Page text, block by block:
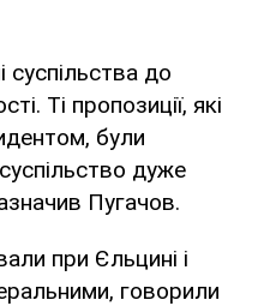
суспільства до
Ті пропозиції, які
були
дуже
Пугачов.
при Єльцині і
говорили